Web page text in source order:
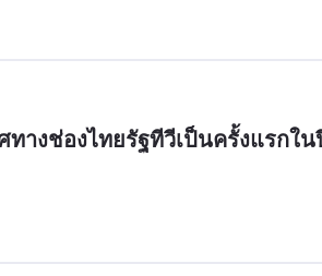
ทางช่องไทยรัฐทีวีเป็นครั้งแรกใน